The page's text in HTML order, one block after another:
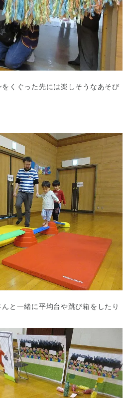
くぐった先には楽しそうなあそび
と一緒に平均台や跳び箱をしたり